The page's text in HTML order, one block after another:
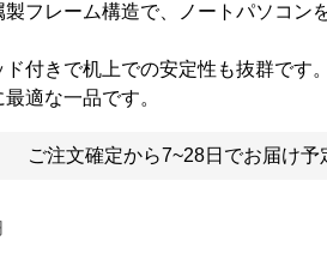
フレーム構造で、ノートパソコン
ド付きで机上での安定性も抜群です
適な一品です。
ご注文確定から7~28日でお届け予